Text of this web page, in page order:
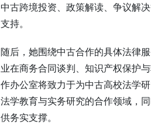
中古跨境投资、政策解读、争议解
支持。
随后，她围绕中古合作的具体法律
业在商务合同谈判、知识产权保护
作办公室将致力于为中古高校法学
法学教育与实务研究的合作领域，
供务实支撑。